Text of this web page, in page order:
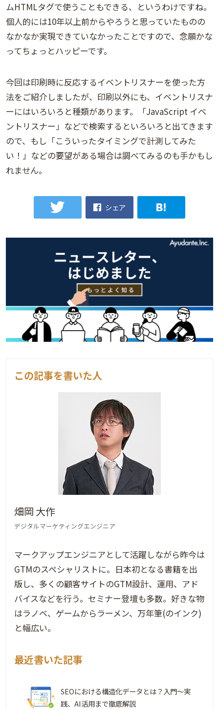
ムHTMLタグで使うこともできる、というわけですね。
個人的には10年以上前からやろうと思っていたものの
なかなか実現できていなかったことですので、念願かな
ってちょっとハッピーです。
今回は印刷時に反応するイベントリスナーを使った方
法をご紹介しましたが、印刷以外にも、イベントリスナ
ーにはいろいろと種類があります。「JavaScript イベ
ントリスナー」などで検索するといろいろと出てきます
ので、もし「こういったタイミングで計測してみた
い！」などの要望がある場合は調べてみるのも手かもし
れません。
シェア
この記事を書いた人
畑岡 大作
デジタルマーケティングエンジニア
マークアップエンジニアとして活躍しながら昨今は
GTMのスペシャリストに。日本初となる書籍を出
版し、多くの顧客サイトのGTM設計、運用、アド
バイスなどを行う。セミナー登壇も多数。好きな物
はラノベ、ゲームからラーメン、万年筆(のインク)
と幅広い。
最近書いた記事
SEOにおける構造化データとは？入門～実
践、AI活用まで徹底解説